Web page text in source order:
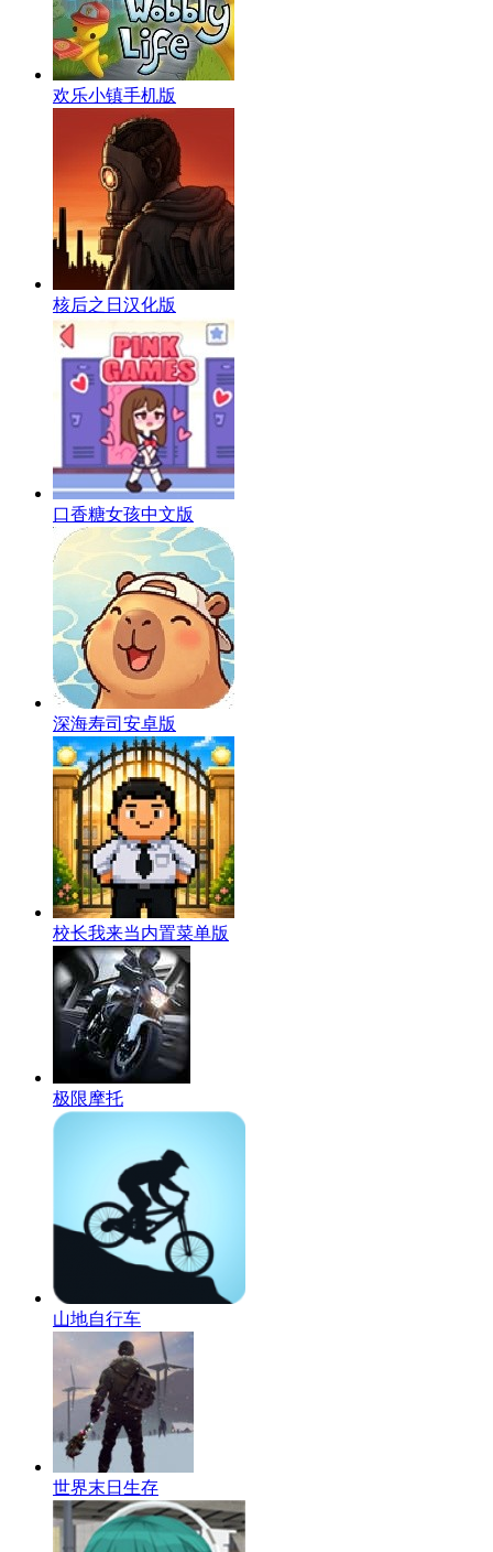
欢乐小镇手机版
核后之日汉化版
口香糖女孩中文版
深海寿司安卓版
校长我来当内置菜单版
极限摩托
山地自行车
世界末日生存